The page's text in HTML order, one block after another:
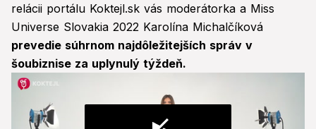
relácii portálu Koktejl.sk vás moderátorka a Miss
Universe Slovakia 2022 Karolína Michalčíková
prevedie súhrnom najdôležitejších správ v
šoubiznise za uplynulý týždeň.